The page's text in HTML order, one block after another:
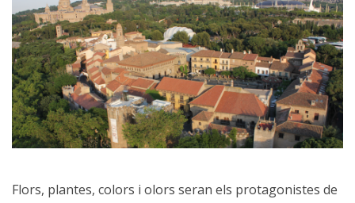
Flors, plantes, colors i olors seran els protagonistes de